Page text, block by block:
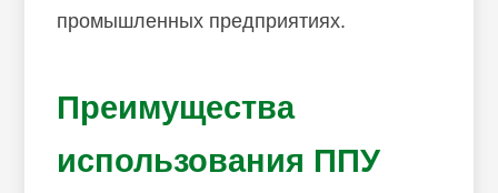
промышленных предприятиях.
Преимущества
использования ППУ